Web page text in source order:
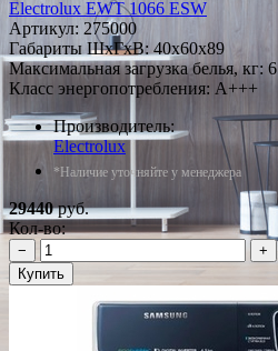
Electrolux EWT 1066 ESW
Артикул: 275000
Габариты ШxГxВ: 40x60x89
Максимальная загрузка белья, кг: 6
Класс энергопотребления: A+++
Производитель:
Electrolux
*Наличие уточняйте у менеджера
29440руб.
Кол-во:
−
+
Купить